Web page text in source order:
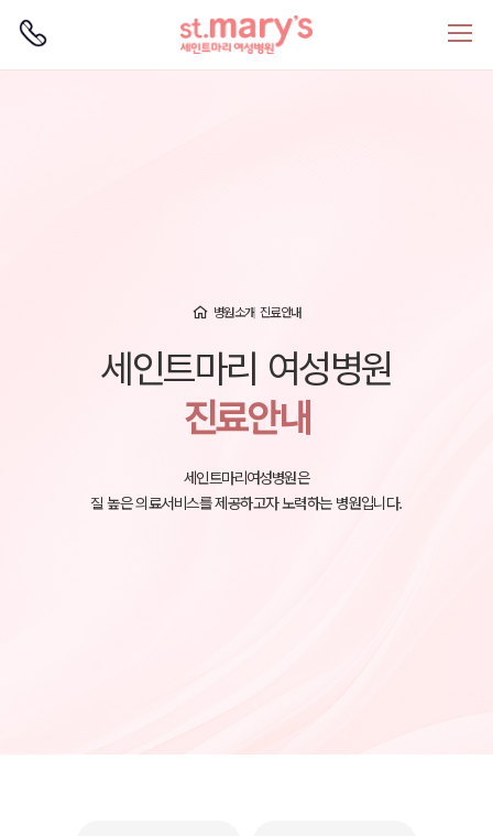
병원소개 진료안내
세인트마리 여성병원
진료안내
세인트마리여성병원은
질 높은 의료서비스를 제공하고자 노력하는 병원입니다.